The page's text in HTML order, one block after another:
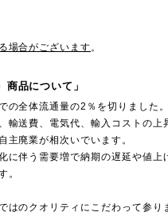
場合がございます 。
商品について」
の全体流通量の2％を切りました。
輸送費、電気代、輸入コストの
主廃業が相次いでいます。
に伴う需要増で納期の遅延や値
。
はのクオリティにこだわって参り